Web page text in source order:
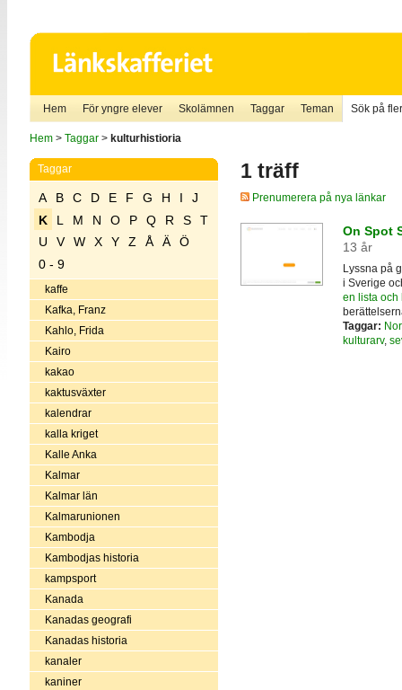
Hem För yngre elever Skolämnen Taggar Teman Sök på
Hem> Taggar> kulturhistioria
Taggar
A B C D E F G H I
J
K
L M N O P Q R S
T
U
V W X Y Z Å Ä
Ö
0 - 9
kaffe
Kafka, Franz
Kahlo, Frida
Kairo
kakao
kaktusväxter
kalendrar
kalla kriget
Kalle Anka
Kalmar
Kalmar län
Kalmarunionen
Kambodja
Kambodjas historia
kampsport
Kanada
Kanadas geografi
Kanadas historia
kanaler
kaniner
1 träff
Prenumerera på nya länkar
On Spot
13 år
Lyssna på
i Sverige
en lista och
Taggar:
kulturarv,